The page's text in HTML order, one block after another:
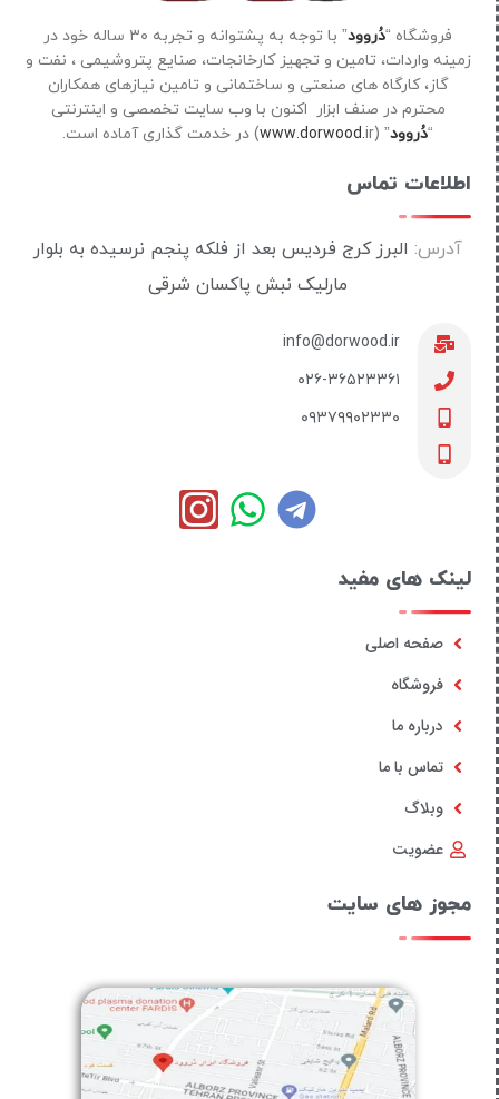
فروشگاه “دُروود
” با توجه به پشتوانه و تجربه ۳۰ ساله خود در
زمینه واردات، تامین و تجهیز کارخانجات، صنایع پتروشیمی ، نفت و
گاز، کارگاه های صنعتی و ساختمانی و تامین نیازهای همکاران
محترم در صنف ابزار اکنون با وب سایت تخصصی و اینترنتی
“دُروود” (
www.dorwood.ir) در خدمت گذاری آماده است.
اطلاعات تماس
آدرس: البرز کرج فردیس بعد از فلکه پنجم نرسیده به بلوار
مارلیک نبش پاکسان شرقی
info@dorwood.ir
۰۲۶-۳۶۵۲۳۳۶۱
۰۹۳۷۹۹۰۲۳۳۰
لینک های مفید
صفحه اصلی
فروشگاه
درباره ما
تماس با ما
وبلاگ
عضویت
مجوز های سایت